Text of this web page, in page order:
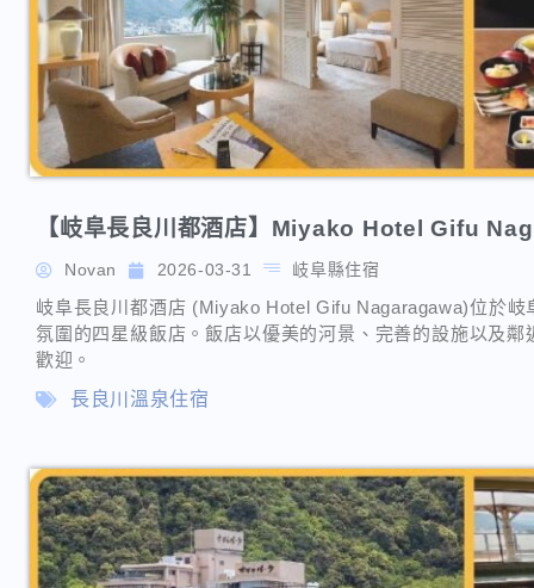
【岐阜長良川都酒店】Miyako Hotel Gifu
Novan 2026-03-31 岐阜縣住宿
岐阜長良川都酒店 (Miyako Hotel Gifu Nagaragawa)位於
氛圍的四星級飯店。飯店以優美的河景、完善的設施以及
歡迎。
長良川溫泉住宿